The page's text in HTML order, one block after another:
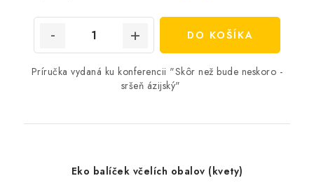
DO KOŠÍKA
Príručka vydaná ku konferencii "Skôr než bude neskoro -
sršeň ázijský"
Eko balíček včelích obalov (kvety)